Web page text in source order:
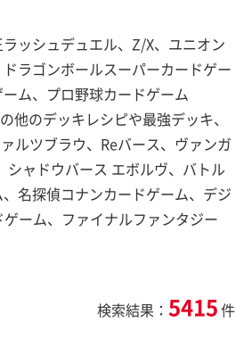
ッシュデュエル、Z/X、ユニオン
ラゴンボールスーパーカードゲー
ム、プロ野球カードゲーム
他のデッキレシピや最強デッキ、
ルツブラウ、Reバース、ヴァンガ
シャドウバース エボルヴ、バトル
名探偵コナンカードゲーム、デジ
ーム、ファイナルファンタジー
検索結果： 5415件